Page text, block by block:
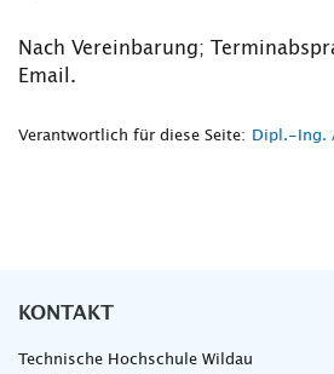
Nach Vereinbarung;
Email.
Verantwortlich für diese Seite: Dipl.-Ing.
KONTAKT
Technische Hochschule Wildau